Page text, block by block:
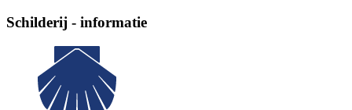
Schilderij - informatie